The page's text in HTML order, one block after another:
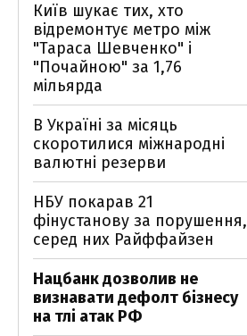
Київ шукає тих, хто
відремонтує метро між
"Тараса Шевченко" і
"Почайною" за 1,76
мільярда
В Україні за місяць
скоротилися міжнародні
валютні резерви
НБУ покарав 21
фінустанову за порушення,
серед них Райффайзен
Нацбанк дозволив не
визнавати дефолт бізнесу
на тлі атак РФ